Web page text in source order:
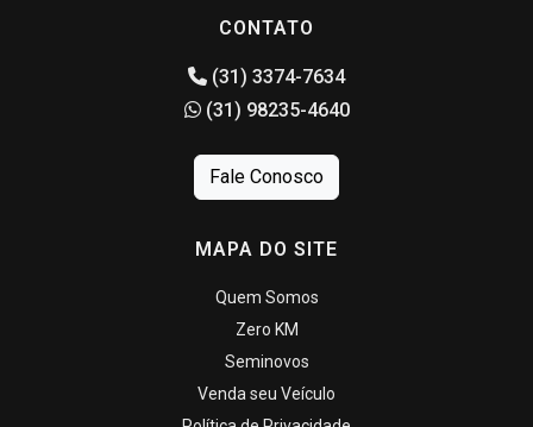
CONTATO
(31) 3374-7634
(31) 98235-4640
Fale Conosco
MAPA DO SITE
Quem Somos
Zero KM
Seminovos
Venda seu Veículo